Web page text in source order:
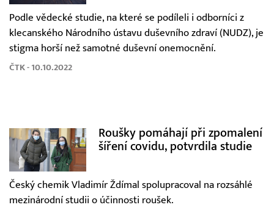
Podle vědecké studie, na které se podíleli i odborníci z
klecanského Národního ústavu duševního zdraví (NUDZ), je
stigma horší než samotné duševní onemocnění.
ČTK - 10.10.2022
Roušky pomáhají při zpomalení
šíření covidu, potvrdila studie
Český chemik Vladimír Ždímal spolupracoval na rozsáhlé
mezinárodní studii o účinnosti roušek.